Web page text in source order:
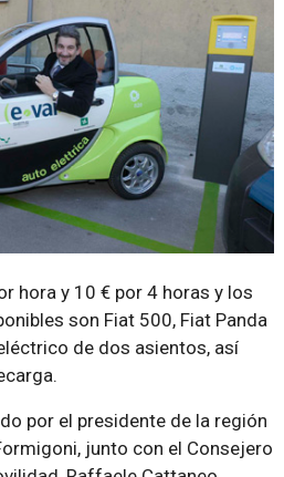
hora y 10 € por 4 horas y los
son Fiat 500, Fiat Panda
de dos asientos, así
por el presidente de la región
junto con el Consejero